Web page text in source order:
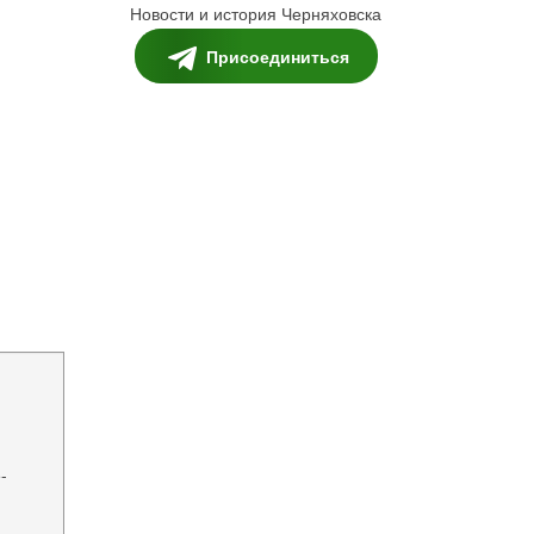
Новости и история Черняховска
Присоединиться